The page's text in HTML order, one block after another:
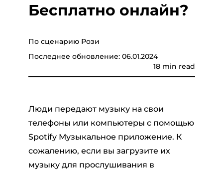
Интернет инструменты
Apple Музыка для MP3
Регистрация
Бесплатно онлайн?
По сценарию Рози
Последнее обновление: 06.01.2024
18 min read
Люди передают музыку на свои
телефоны или компьютеры с помощью
Spotify Музыкальное приложение. К
сожалению, если вы загрузите их
музыку для прослушивания в